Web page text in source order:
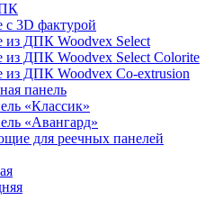
с 3D фактурой
из ДПК Woodvex Select
из ДПК Woodvex Select Colorite
из ДПК Woodvex Co-extrusion
панель
«Классик»
«Авангард»
для реечных панелей